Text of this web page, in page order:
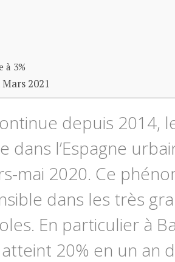
à 3%
2021
depuis 2014,
dans l’Espagne
mai 2020. Ce
dans les très
En particulier à
20% en un an